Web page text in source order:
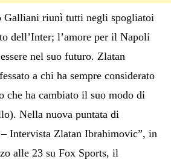
Galliani riunì tutti negli spogliatoi
dell’Inter; l’amore per il Napoli
nel suo futuro. Zlatan
a chi ha sempre considerato
che ha cambiato il suo modo di
Nella nuova puntata di
Intervista Zlatan Ibrahimovic”, in
alle 23 su Fox Sports, il